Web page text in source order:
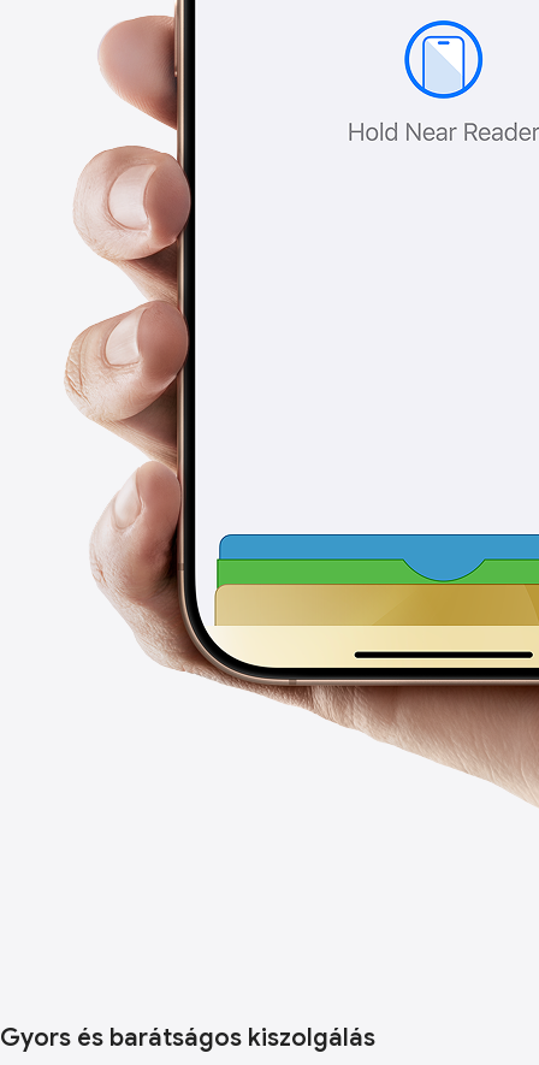
Gyors és barátságos kiszolgálás